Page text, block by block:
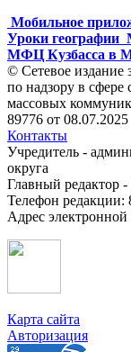
Мобильное
Уроки географии
МФЦ Кузбасса в
© Сетевое издание
по надзору в
массовых
89776 от 08.07.2025
Контакты
Учредитель -
округа
Главный редактор
Телефон редакции:
Адрес
Карта сайта
Авторизация